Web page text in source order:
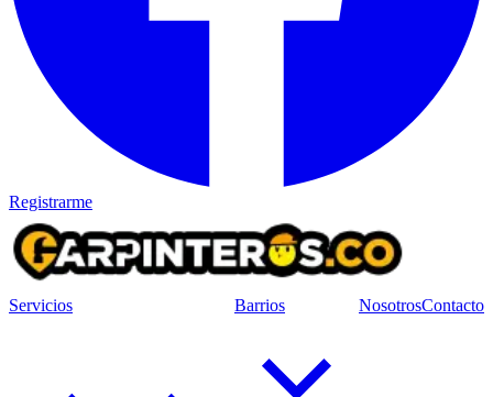
Registrarme
Servicios Barrios NosotrosContacto